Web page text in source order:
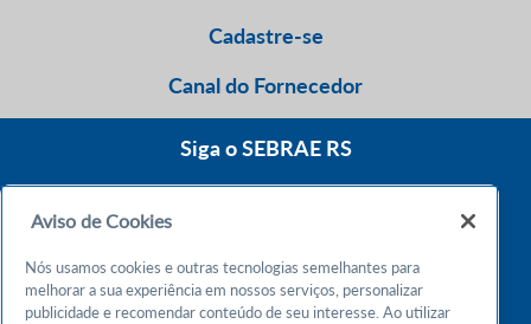
Cadastre-se
Canal do Fornecedor
Siga o SEBRAE RS
Atendimento 24h
Aviso de Cookies
Nós usamos cookies e outras tecnologias semelhantes para
melhorar a sua experiência em nossos serviços, personalizar
publicidade e recomendar conteúdo de seu interesse. Ao utilizar